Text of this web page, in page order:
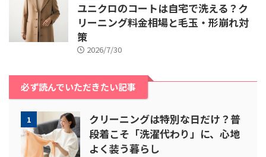
ユニクロのコートは自宅で洗える？ク
リーニング料金相場と毛玉・形崩れ対
策
2026/7/30
必ず読んでいただきたい記事
1
クリーニングは特別な日だけ？普
段着こそ「洗濯代わり」に、心地
よく装う暮らし